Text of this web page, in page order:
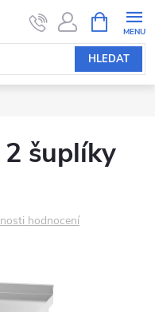
HLEDAT
NÁKUPNÍ
KOŠÍK
šuplíky
hodnocení